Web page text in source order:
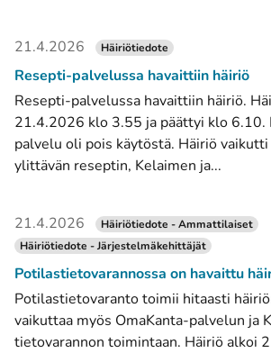
21.4.2026 Häiriötiedote
Resepti-palvelussa havaittiin häiriö
Resepti-palvelussa havaittiin häiriö.
21.4.2026 klo 3.55 ja päättyi klo 6.10.
palvelu oli pois käytöstä. Häiriö
ylittävän reseptin, Kelaimen ja...
21.4.2026
Häiriötiedote - Ammattilaiset
Häiriötiedote - Järjestelmäkehittäjät
Potilastietovarannossa on havaittu
Potilastietovaranto toimii hitaasti
vaikuttaa myös OmaKanta-palvelun ja
tietovarannon toimintaan. Häiriö alkoi